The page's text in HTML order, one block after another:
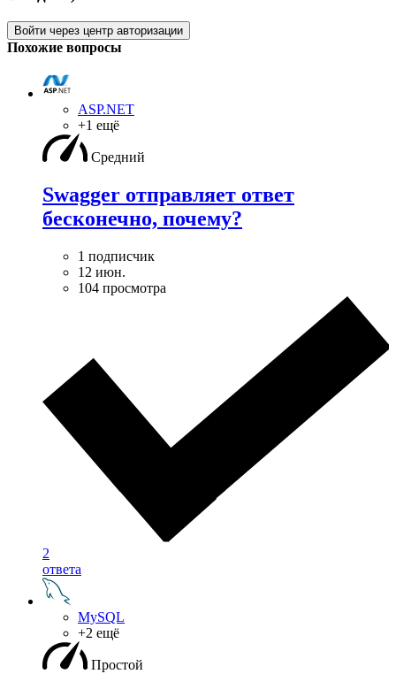
Войти через центр авторизации
Похожие вопросы
ASP.NET
+1 ещё
Средний
Swagger отправляет ответ
бесконечно, почему?
1 подписчик
12 июн.
104 просмотра
2
ответа
MySQL
+2 ещё
Простой